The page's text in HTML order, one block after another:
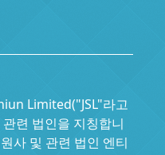
Limited("JSL"라고
련 법인을 지칭합니
사 및 관련 법인 엔티